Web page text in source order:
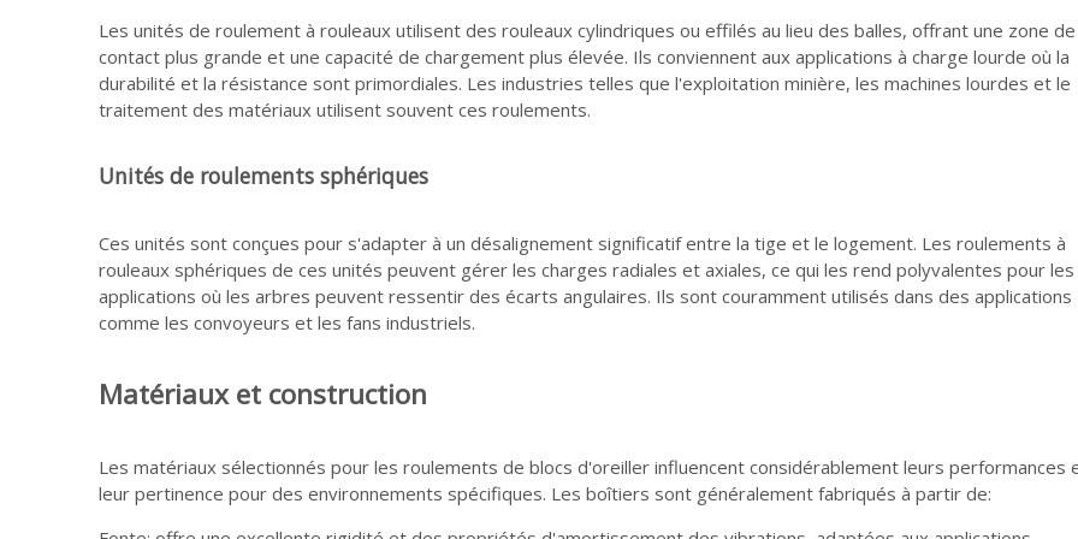
Les unités de roulement à rouleaux utilisent des rouleaux cylindriques ou effilés au lieu des balles, offrant une zone de
contact plus grande et une capacité de chargement plus élevée. Ils conviennent aux applications à charge lourde où la
durabilité et la résistance sont primordiales. Les industries telles que l'exploitation minière, les machines lourdes et le
traitement des matériaux utilisent souvent ces roulements.
Unités de roulements sphériques
Ces unités sont conçues pour s'adapter à un désalignement significatif entre la tige et le logement. Les roulements à
rouleaux sphériques de ces unités peuvent gérer les charges radiales et axiales, ce qui les rend polyvalentes pour les
applications où les arbres peuvent ressentir des écarts angulaires. Ils sont couramment utilisés dans des applications
comme les convoyeurs et les fans industriels.
Matériaux et construction
Les matériaux sélectionnés pour les roulements de blocs d'oreiller influencent considérablement leurs performances
leur pertinence pour des environnements spécifiques. Les boîtiers sont généralement fabriqués à partir de: